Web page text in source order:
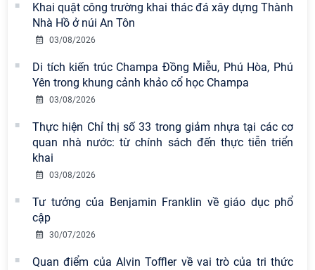
Khai quật công trường khai thác đá xây dựng Thành
Nhà Hồ ở núi An Tôn
03/08/2026
Di tích kiến trúc Champa Đồng Miễu, Phú Hòa, Phú
Yên trong khung cảnh khảo cổ học Champa
03/08/2026
Thực hiện Chỉ thị số 33 trong giảm nhựa tại các cơ
quan nhà nước: từ chính sách đến thực tiễn triển
khai
03/08/2026
Tư tưởng của Benjamin Franklin về giáo dục phổ
cập
30/07/2026
Quan điểm của Alvin Toffler về vai trò của tri thức